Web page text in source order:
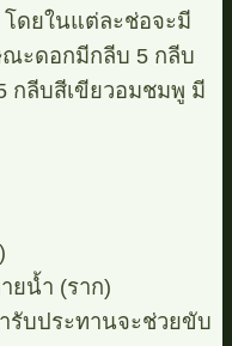
ดยในแต่ละช่อจะมี
ณะดอกมีกลีบ 5 กลีบ
กลีบสีเขียวอมชมพู มี
ยน้ำ (ราก)
รับประทานจะช่วยขับ